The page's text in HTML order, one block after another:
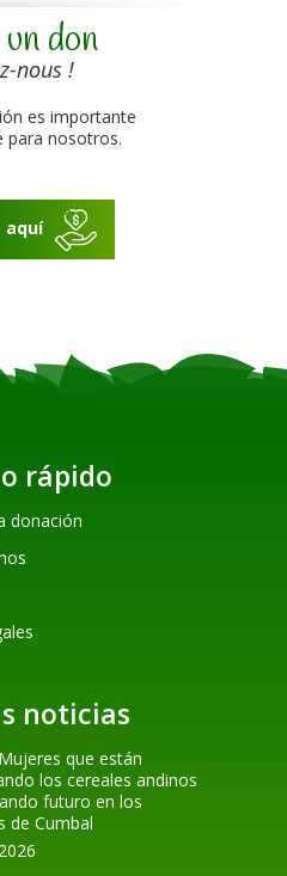
don
nous !
es importante
para nosotros.
aquí
rápido
donación
noticias
que están
los cereales andinos
futuro en los
de Cumbal